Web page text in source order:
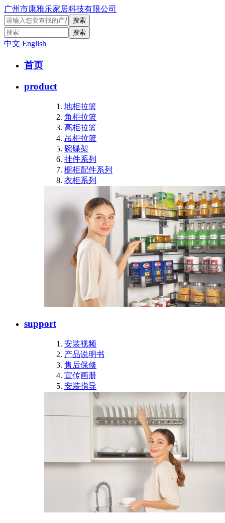
广州市康雅乐家居科技有限公司
中文 English
首页
product
地柜拉篮
角柜拉篮
高柜拉篮
吊柜拉篮
碗碟架
挂件系列
橱柜配件系列
衣柜系列
support
安装视频
产品说明书
售后保修
宣传画册
安装指导